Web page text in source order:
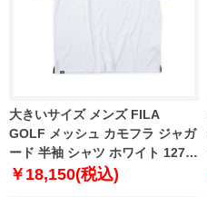
大きいサイズ メンズ FILA
GOLF メッシュ カモフラ ジャガ
ード 半袖 シャツ ホワイト 1278-
5221-1 3L 4L 5L 6L
￥18,150(税込)